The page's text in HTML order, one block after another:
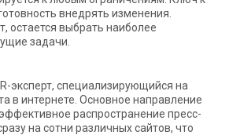
внедрять изменения.
остается выбрать наиболее
задачи.
эксперт, специализирующийся на
в интернете. Основное направление
распространение пресс-
на сотни различных сайтов, что